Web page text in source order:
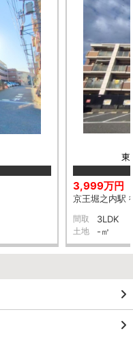
東
3,999万円
京王堀之内駅
間取 3LDK
土地 -㎡